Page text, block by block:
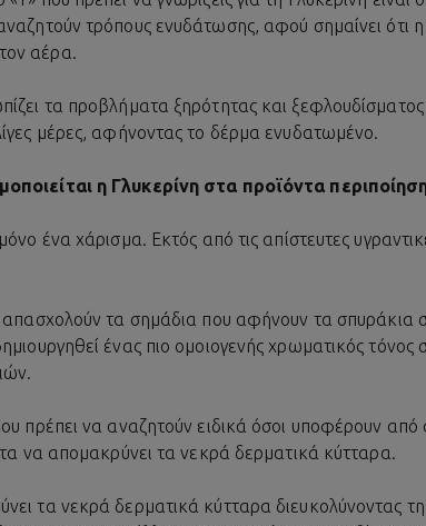
τρόπους ενυδάτωσης, αφού σημαίνει ότι η
αέρα.
τα προβλήματα ξηρότητας και
μέρες, αφήνοντας το δέρμα ενυδατωμένο.
η Γλυκερίνη στα προϊόντα
ένα χάρισμα. Εκτός από τις απίστευτες
απασχολούν τα σημάδια που αφήνουν τα
ένας πιο ομοιογενής χρωματικός τόνος
πρέπει να αναζητούν ειδικά όσοι υποφέρουν
να απομακρύνει τα νεκρά δερματικά κύτταρα.
τα νεκρά δερματικά κύτταρα διευκολύνοντας